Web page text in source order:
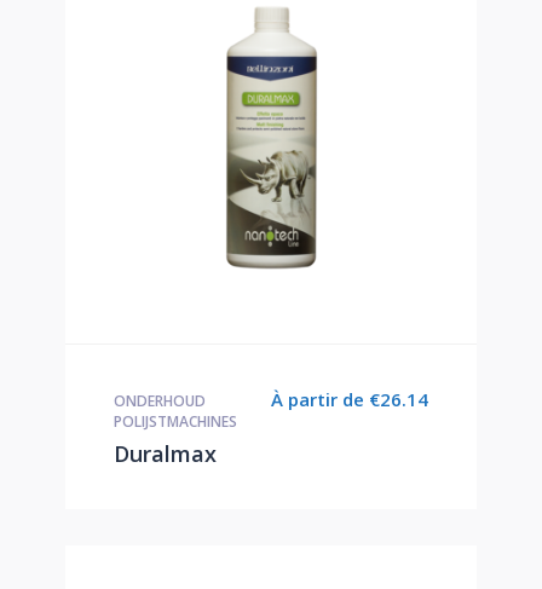
À partir de €26.14
ONDERHOUD
POLIJSTMACHINES
Duralmax